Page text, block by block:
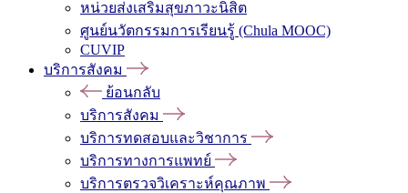
หน่วยส่งเสริมสุขภาวะนิสิต
ศูนย์นวัตกรรมการเรียนรู้ (Chula MOOC)
CUVIP
บริการสังคม
ย้อนกลับ
บริการสังคม
บริการทดสอบและวิชาการ
บริการทางการแพทย์
บริการตรวจวิเคราะห์คุณภาพ